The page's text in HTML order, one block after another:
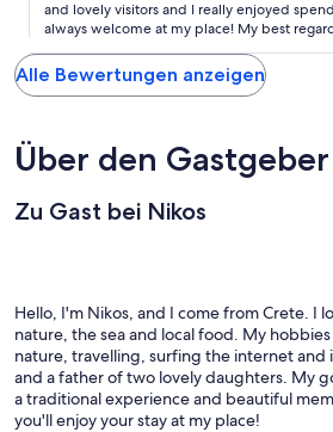
and lovely visitors and I really enjoyed
always welcome at my place! My best
Alle Bewertungen anzeigen
Über den Gastgeber
Zu Gast bei Nikos
Hello, I'm Nikos, and I come from Crete. I
nature, the sea and local food. My
nature, travelling, surfing the internet and
and a father of two lovely daughters. My
a traditional experience and beautiful
you'll enjoy your stay at my place!